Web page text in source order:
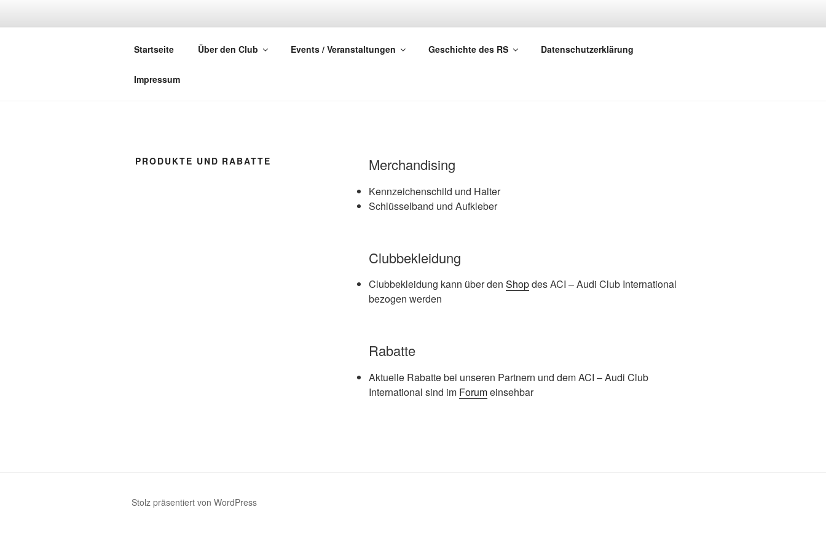
AUDI RS CLUB DEUTSCHLAND E.V.
Startseite Über den Club Events / Veranstaltungen Geschichte des RS Datenschutzerklärung
Impressum
PRODUKTE UND RABATTE Merchandising
Kennzeichenschild und Halter
Schlüsselband und Aufkleber
Clubbekleidung
Clubbekleidung kann über den Shopdes ACI – Audi Club International
bezogen werden
Rabatte
Aktuelle Rabatte bei unseren Partnern und dem ACI – Audi Club
International sind im Forumeinsehbar
Stolz präsentiert von WordPress